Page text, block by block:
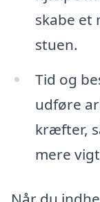
skabe et
stuen.
Tid og
udføre
kræfter,
mere